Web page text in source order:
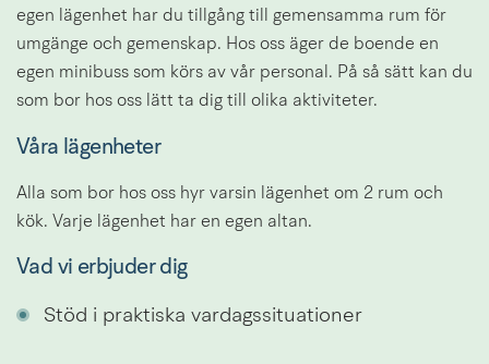
egen lägenhet har du tillgång till gemensamma rum för
umgänge och gemenskap. Hos oss äger de boende en
egen minibuss som körs av vår personal. På så sätt kan du
som bor hos oss lätt ta dig till olika aktiviteter.
Våra lägenheter
Alla som bor hos oss hyr varsin lägenhet om 2 rum och
kök. Varje lägenhet har en egen altan.
Vad vi erbjuder dig
Stöd i praktiska vardagssituationer